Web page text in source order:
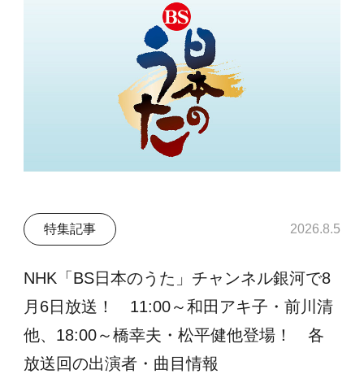
特集記事 2026.8.5
NHK「BS日本のうた」チャンネル銀河で8
月6日放送！ 11:00～和田アキ子・前川清
他、18:00～橋幸夫・松平健他登場！ 各
放送回の出演者・曲目情報